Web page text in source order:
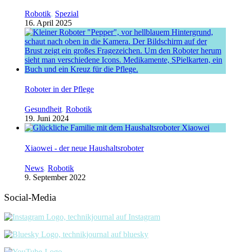
Robotik, Spezial
16. April 2025
Roboter in der Pflege
Gesundheit, Robotik
19. Juni 2024
Xiaowei - der neue Haushaltsroboter
News, Robotik
9. September 2022
Social-Media